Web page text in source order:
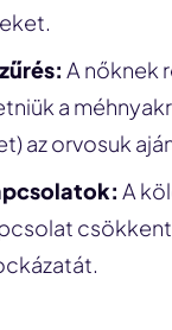
A nőknek
a
az orvosuk
A